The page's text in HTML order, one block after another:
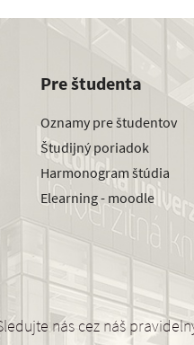
Pre študenta
Oznamy pre študentov
Študijný poriadok
Harmonogram štúdia
Elearning - moodle
nás cez náš